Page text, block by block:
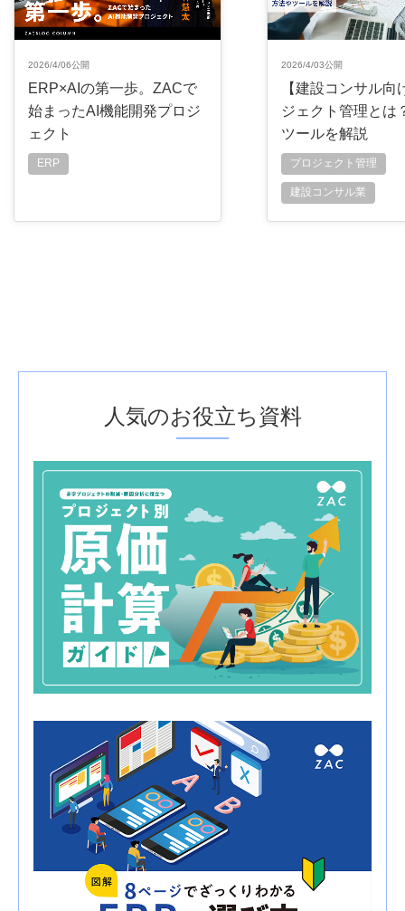
2026/4/06公開
ERP×AIの第一歩。ZACで
始まったAI機能開発プロジ
ェクト
ERP
2026/4/03公開
【建設コンサル向
ジェクト管理とは
ツールを解説
プロジェクト管理
建設コンサル業
人気のお役立ち資料